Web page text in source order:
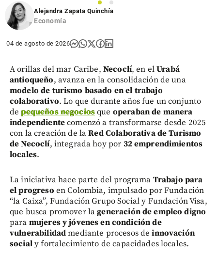
1
2
Alejandra Zapata Quinchía
Economía
04 de agosto de 2026
A orillas del mar Caribe, Necoclí, en elUrabá
antioqueño, avanza en la consolidación de una
modelo de turismo basado en el trabajo
colaborativo. Lo que durante años fue un conjunto
depequeños negociosque operaban de manera
independientecomenzó a transformarse desde 2025
con la creación de laRed Colaborativa de Turismo
de Necoclí, integrada hoy por 32 emprendimientos
locales.
La iniciativa hace parte del programa Trabajo para
el progreso en Colombia, impulsado por Fundación
“la Caixa”, Fundación Grupo Social y Fundación Visa,
que busca promover lageneración de empleo digno
para mujeres y jóvenes en condición de
vulnerabilidadmediante procesos deinnovación
socialy fortalecimiento de capacidades locales.